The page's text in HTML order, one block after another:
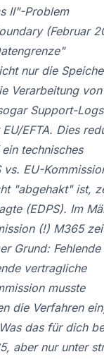
II"-Problem
(Februar
nur die
Verarbeitung von
Support-
EFTA. Dies
technisches
vs. EU-
"abgehakt" ist,
(EDPS). Im
(!) M365
Grund: Fehlende
vertragliche
musste
die Verfahren
das für dich
aber nur unter